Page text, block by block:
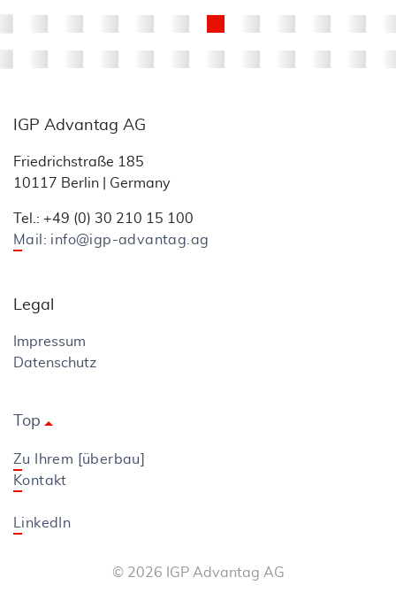
IGP Advantag AG
Friedrichstraße 185
10117 Berlin | Germany
Tel.: +49 (0) 30 210 15 100
Mail: info@igp-advantag.ag
Legal
Impressum
Datenschutz
Toparrow_drop_up
Zu Ihrem [überbau]
Kontakt
LinkedIn
© 2026 IGP Advantag AG